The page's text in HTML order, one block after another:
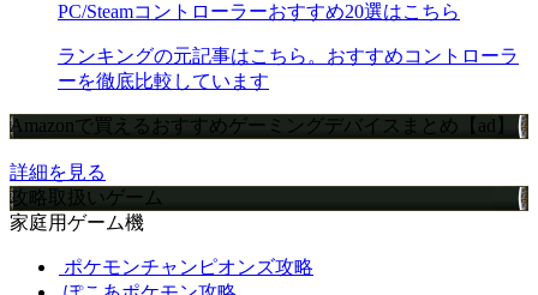
PC/Steamコントローラーおすすめ20選はこちら
ランキングの元記事はこちら。おすすめコントローラ
ーを徹底比較しています
Amazonで買えるおすすめゲーミングデバイスまとめ【ad】
詳細を見る
攻略取扱いゲーム
家庭用ゲーム機
ポケモンチャンピオンズ攻略